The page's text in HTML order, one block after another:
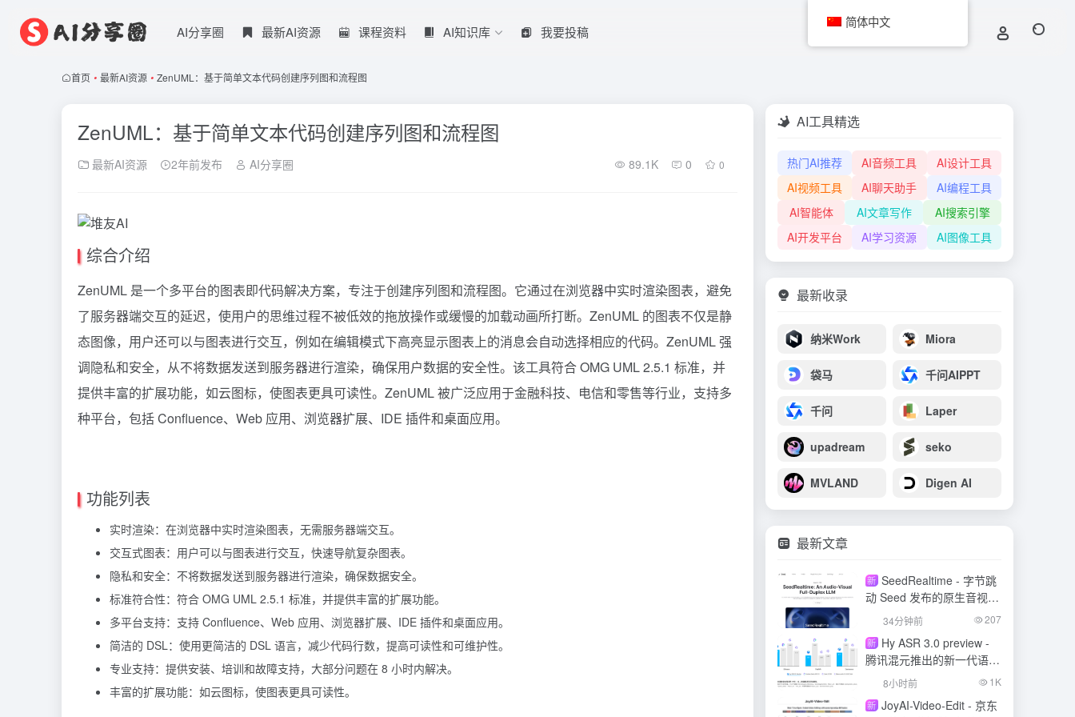
AI分享圈 最新AI资源 课程资料 AI知识库 我要投稿
首页 • 最新AI资源 • ZenUML：基于简单文本代码创建序列图和流程图
ZenUML：基于简单文本代码创建序列图和流程图
最新AI资源 2年前发布 AI分享圈 89.1K 0 0
综合介绍
ZenUML 是一个多平台的图表即代码解决方案，专注于创建序列图和流程图。它通过在浏览器中实时渲染图表，避免
了服务器端交互的延迟，使用户的思维过程不被低效的拖放操作或缓慢的加载动画所打断。ZenUML 的图表不仅是静
态图像，用户还可以与图表进行交互，例如在编辑模式下高亮显示图表上的消息会自动选择相应的代码。ZenUML 强
调隐私和安全，从不将数据发送到服务器进行渲染，确保用户数据的安全性。该工具符合 OMG UML 2.5.1 标准，并
提供丰富的扩展功能，如云图标，使图表更具可读性。ZenUML 被广泛应用于金融科技、电信和零售等行业，支持多
种平台，包括 Confluence、Web 应用、浏览器扩展、IDE 插件和桌面应用。
功能列表
实时渲染：在浏览器中实时渲染图表，无需服务器端交互。
交互式图表：用户可以与图表进行交互，快速导航复杂图表。
隐私和安全：不将数据发送到服务器进行渲染，确保数据安全。
标准符合性：符合 OMG UML 2.5.1 标准，并提供丰富的扩展功能。
多平台支持：支持 Confluence、Web 应用、浏览器扩展、IDE 插件和桌面应用。
简洁的 DSL：使用更简洁的 DSL 语言，减少代码行数，提高可读性和可维护性。
专业支持：提供安装、培训和故障支持，大部分问题在 8 小时内解决。
丰富的扩展功能：如云图标，使图表更具可读性。
AI工具精选
热门AI推荐 AI音频工具
AI设计工具
AI视频工具
AI聊天助手
AI编程工具
AI智能体
AI文章写作
AI搜索引擎
AI开发平台
AI学习资源 AI图像工具
最新收录
纳米Work Miora
袋马 千问AIPPT
千问 Laper
upadream seko
MVLAND Digen AI
最新文章
新 SeedRealtime - 字节跳
动 Seed 发布的原生音视频
全双工大模型
34分钟前 207
新 Hy ASR 3.0 preview -
腾讯混元推出的新一代语音
识别模型
8小时前 1K
新 JoyAI-Video-Edit - 京东
简体中文